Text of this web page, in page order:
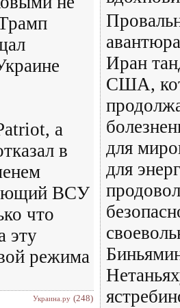
а
в
ВСУ
что
эту
режима
Украина.ру (248)
Иран
США,
для
для